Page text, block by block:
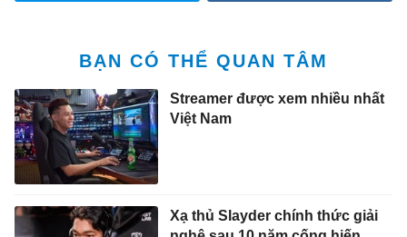
BẠN CÓ THỂ QUAN TÂM
Streamer được xem nhiều nhất
Việt Nam
Xạ thủ Slayder chính thức giải